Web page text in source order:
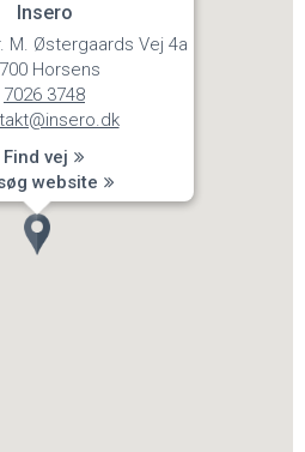
Insero
M. Østergaards Vej 4a
Horsens
7026 3748
Find vej
website